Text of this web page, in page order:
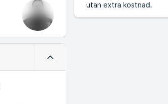
Minimera
utan extra kostnad.